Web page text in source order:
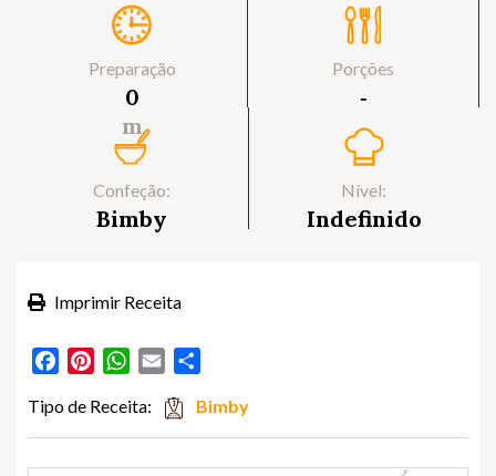
Preparação
0
m
Porções
‐
Confeção:
Bimby
Nível:
Indefinido
Imprimir Receita
FacebookPinterestWhatsApp
Email
Tipo de Receita: Bimby